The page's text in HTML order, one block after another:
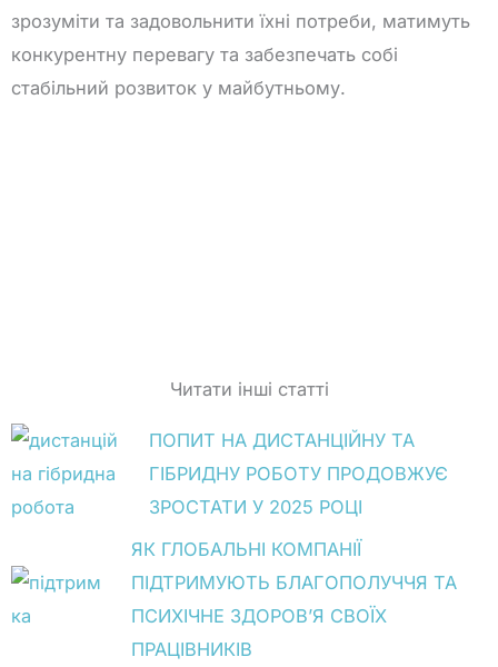
зрозуміти та задовольнити їхні потреби, матимуть
конкурентну перевагу та забезпечать собі
стабільний розвиток у майбутньому.
Читати інші статті
ПОПИТ НА ДИСТАНЦІЙНУ ТА
ГІБРИДНУ РОБОТУ ПРОДОВЖУЄ
ЗРОСТАТИ У 2025 РОЦІ
ЯК ГЛОБАЛЬНІ КОМПАНІЇ
ПІДТРИМУЮТЬ БЛАГОПОЛУЧЧЯ ТА
ПСИХІЧНЕ ЗДОРОВ’Я СВОЇХ
ПРАЦІВНИКІВ